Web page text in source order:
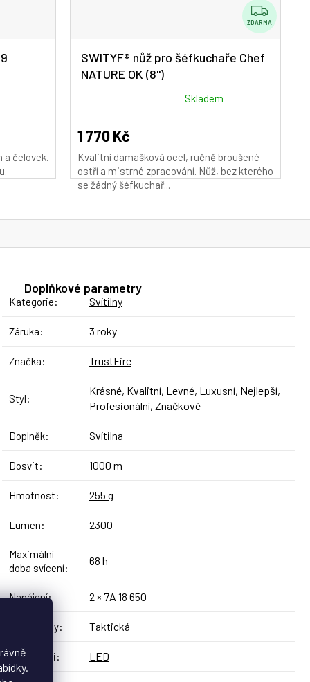
a čelovek.
Z
D
ZDARMA
SWITYF® nůž pro šéfkuchaře Chef
NATURE OK (8")
produktu
je
5,0
z
5
Skladem
1 770 Kč
Kvalitní damašková ocel, ručně broušené
ostří a mistrné zpracování. Nůž, bez kterého
se žádný šéfkuchař...
Doplňkové parametry
Kategorie: Svítilny
Záruka: 3 roky
Značka: TrustFire
Styl:
Krásné, Kvalitní, Levné, Luxusní, Nejlepší,
Profesionální, Značkové
Doplněk: Svítilna
Dosvit: 1000 m
Hmotnost: 255 g
Lumen: 2300
Maximální
doba svícení:
68 h
Napájení: 2 × 7A 18 650
Typ svítilny: Taktická
Vlastnosti: LED